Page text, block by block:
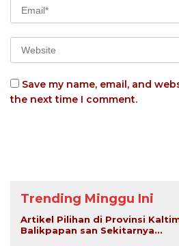
Save my name, email, and
the next time I comment.
Trending Minggu Ini
Artikel Pilihan di Provinsi
Balikpapan san Sekitarnya...